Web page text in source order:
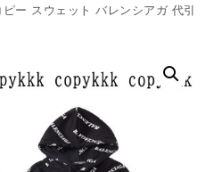
シ
ン
ー スウェット バレンシアガ 代引